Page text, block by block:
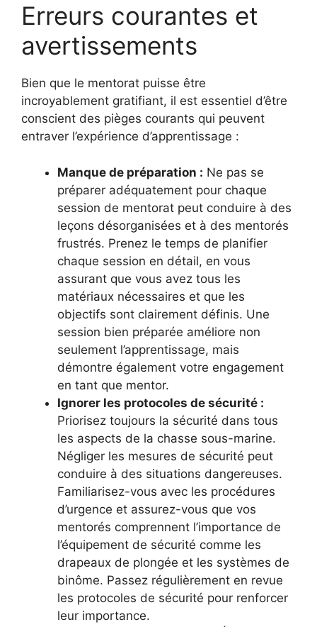
Erreurs courantes et
avertissements
Bien que le mentorat puisse être
incroyablement gratifiant, il est essentiel d’être
conscient des pièges courants qui peuvent
entraver l’expérience d’apprentissage :
Manque de préparation : Ne pas se
préparer adéquatement pour chaque
session de mentorat peut conduire à des
leçons désorganisées et à des mentorés
frustrés. Prenez le temps de planifier
chaque session en détail, en vous
assurant que vous avez tous les
matériaux nécessaires et que les
objectifs sont clairement définis. Une
session bien préparée améliore non
seulement l’apprentissage, mais
démontre également votre engagement
en tant que mentor.
Ignorer les protocoles de sécurité :
Priorisez toujours la sécurité dans tous
les aspects de la chasse sous-marine.
Négliger les mesures de sécurité peut
conduire à des situations dangereuses.
Familiarisez-vous avec les procédures
d’urgence et assurez-vous que vos
mentorés comprennent l’importance de
l’équipement de sécurité comme les
drapeaux de plongée et les systèmes de
binôme. Passez régulièrement en revue
les protocoles de sécurité pour renforcer
leur importance.